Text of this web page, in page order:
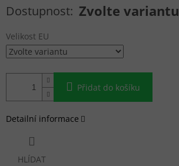
Měrná cena: Zvolte variantu
Velikost EU
Přidat do košíku
Detailní informace
HLÍDAT